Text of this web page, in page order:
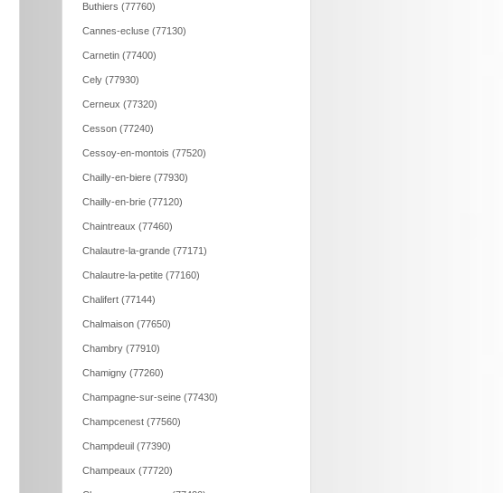
Buthiers (77760)
Cannes-ecluse (77130)
Carnetin (77400)
Cely (77930)
Cerneux (77320)
Cesson (77240)
Cessoy-en-montois (77520)
Chailly-en-biere (77930)
Chailly-en-brie (77120)
Chaintreaux (77460)
Chalautre-la-grande (77171)
Chalautre-la-petite (77160)
Chalifert (77144)
Chalmaison (77650)
Chambry (77910)
Chamigny (77260)
Champagne-sur-seine (77430)
Champcenest (77560)
Champdeuil (77390)
Champeaux (77720)